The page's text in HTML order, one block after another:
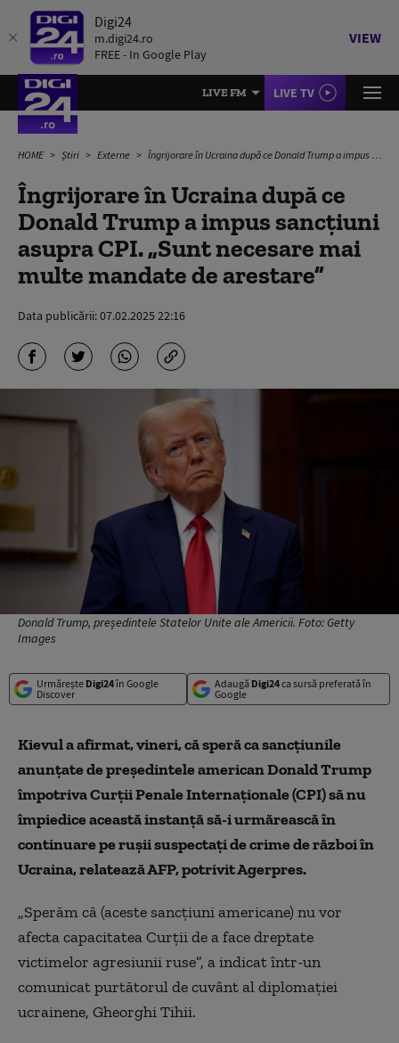
Digi24
m.digi24.ro
FREE - In Google Play
VIEW
LIVE FM LIVE TV
HOME Știri Externe Îngrijorare în Ucraina după ce Donald Trump a impus sancțiuni asupra CPI. „Sunt necesare mai multe mandate de arestare”
Îngrijorare în Ucraina după ce
Donald Trump a impus sancțiuni
asupra CPI. „Sunt necesare mai
multe mandate de arestare”
Data publicării:07.02.2025 22:16
Donald Trump, președintele Statelor Unite ale Americii. Foto: Getty
Images
Urmărește Digi24în Google
Discover
Adaugă Digi24ca sursă preferată în
Google
Kievul a afirmat, vineri, că speră ca sancţiunile
anunţate de preşedintele american Donald Trump
împotriva Curţii Penale Internaţionale (CPI) să nu
împiedice această instanţă să-i urmărească în
continuare pe ruşii suspectaţi de crime de război în
Ucraina, relatează AFP, potrivit Agerpres.
„Sperăm că (aceste sancţiuni americane) nu vor
afecta capacitatea Curţii de a face dreptate
victimelor agresiunii ruse”, a indicat într-un
comunicat purtătorul de cuvânt al diplomaţiei
ucrainene, Gheorghi Tihii.